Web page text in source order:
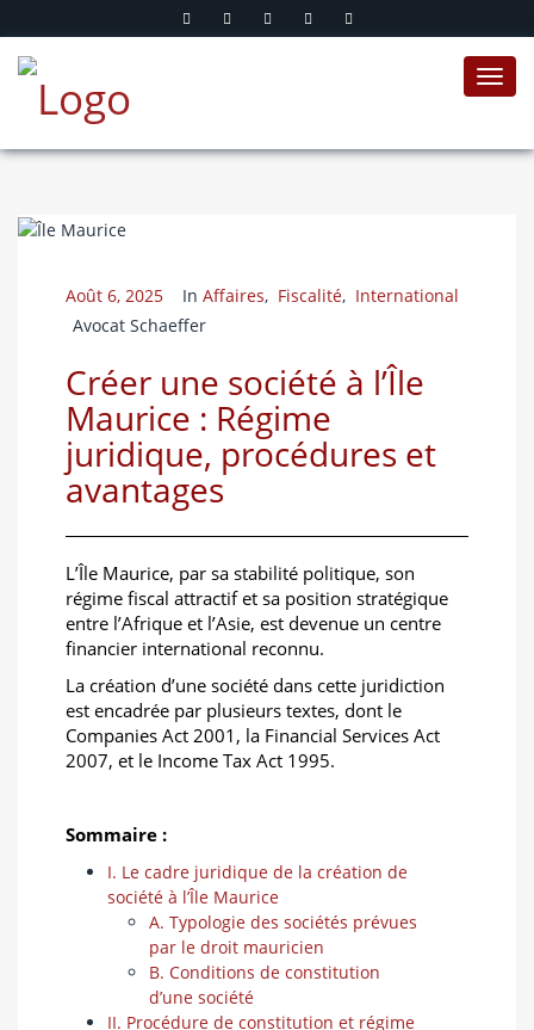
Août 6, 2025 In Affaires, Fiscalité, International
Avocat Schaeffer
Créer une société à l’Île
Maurice : Régime
juridique, procédures et
avantages
L’Île Maurice, par sa stabilité politique, son
régime fiscal attractif et sa position stratégique
entre l’Afrique et l’Asie, est devenue un centre
financier international reconnu.
La création d’une société dans cette juridiction
est encadrée par plusieurs textes, dont le
Companies Act 2001, la Financial Services Act
2007, et le Income Tax Act 1995.
Sommaire :
I. Le cadre juridique de la création de
société à l’Île Maurice
A. Typologie des sociétés prévues
par le droit mauricien
B. Conditions de constitution
d’une société
II. Procédure de constitution et régime